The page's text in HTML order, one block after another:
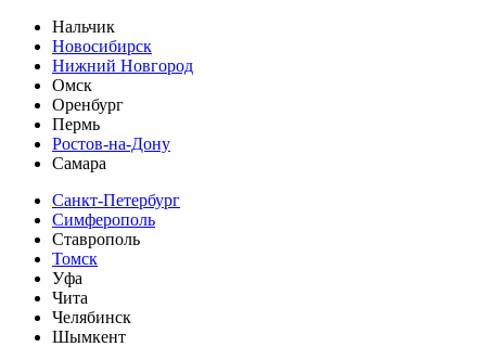
Нальчик
Новосибирск
Нижний Новгород
Омск
Оренбург
Пермь
Ростов-на-Дону
Самара
Санкт-Петербург
Симферополь
Ставрополь
Томск
Уфа
Чита
Челябинск
Шымкент